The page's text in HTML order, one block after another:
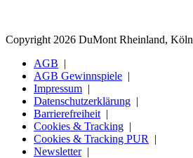
Copyright 2026 DuMont Rheinland, Köln
AGB
AGB Gewinnspiele
Impressum
Datenschutzerklärung
Barrierefreiheit
Cookies & Tracking
Cookies & Tracking PUR
Newsletter